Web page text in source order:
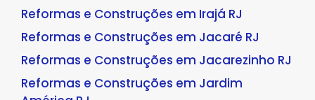
Reformas e Construções em Irajá RJ
Reformas e Construções em Jacaré RJ
Reformas e Construções em Jacarezinho RJ
Reformas e Construções em Jardim